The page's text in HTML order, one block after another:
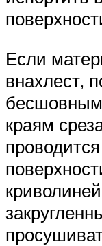
Если
внахлест,
краям